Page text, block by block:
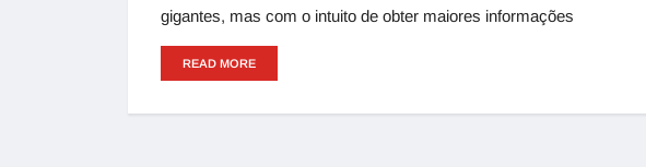
gigantes, mas com o intuito de obter maiores informações
READ MORE